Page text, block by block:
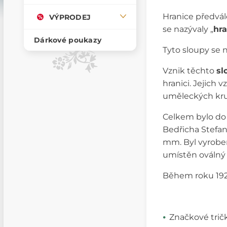
VÝPRODEJ
Dárkové poukazy
Hranice
se nazývaly „
Tyto sloupy se
Vznik těchto
hranici. Jejich
uměleckých
Celkem bylo do
Bedřicha
mm. Byl
umístěn
Během roku
Značkové